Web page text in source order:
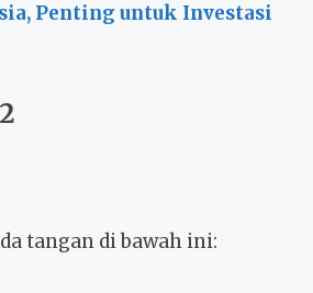
Penting untuk Investasi
tangan di bawah ini: